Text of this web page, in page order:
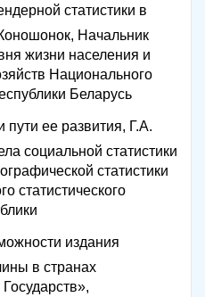
статистики в
Начальник
жизни населения и
Национального
Беларусь
пути ее развития, Г.А.
социальной статистики
статистики
статистического
издания
в странах